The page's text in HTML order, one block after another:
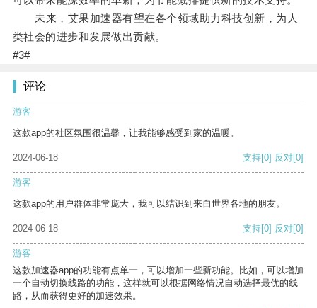
未来，艾果加速器有望在各个领域助力科技创新，为人
类社会的进步和发展做出贡献。
#3#
评论
游客
这款app的社区氛围很温馨，让我能够感受到家的温暖。
2024-06-18 支持[0] 反对[0]
游客
这款app的用户群体非常庞大，我可以结识到来自世界各地的朋友。
2024-06-18 支持[0] 反对[0]
游客
这款加速器app的功能有点单一，可以增加一些新功能。比如，可以增加
一个自动切换线路的功能，这样就可以根据网络情况自动选择最优的线
路，从而获得更好的加速效果。